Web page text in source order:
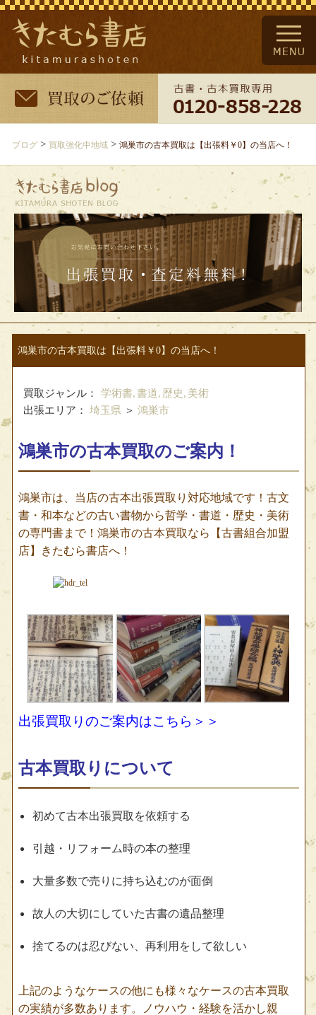
ブログ> 買取強化中地域 > 鴻巣市の古本買取は【出張料￥0】の当店へ！
鴻巣市の古本買取は【出張料￥0】の当店へ！
買取ジャンル： 学術書,書道, 歴史, 美術
出張エリア： 埼玉県 ＞ 鴻巣市
鴻巣市の古本買取のご案内！
鴻巣市は、当店の古本出張買取り対応地域です！古文
書・和本などの古い書物から哲学・書道・歴史・美術
の専門書まで！鴻巣市の古本買取なら【古書組合加盟
店】きたむら書店へ！
出張買取りのご案内はこちら＞＞
古本買取りについて
初めて古本出張買取を依頼する
引越・リフォーム時の本の整理
大量多数で売りに持ち込むのが面倒
故人の大切にしていた古書の遺品整理
捨てるのは忍びない、再利用をして欲しい
上記のようなケースの他にも様々なケースの古本買取
の実績が多数あります。ノウハウ・経験を活かし親